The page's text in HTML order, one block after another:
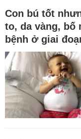
Con bú tốt
to, da vàng, bố
bệnh ở giai